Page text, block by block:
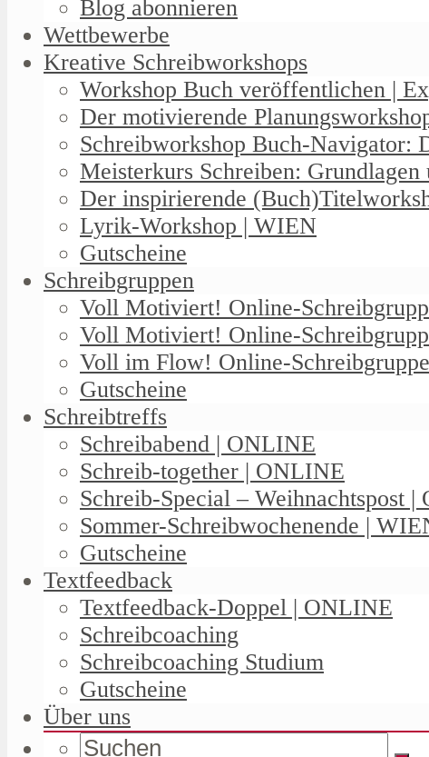
Blog abonnieren
Wettbewerbe
Kreative Schreibworkshops
Workshop Buch veröffentlichen |
Der motivierende
Schreibworkshop Buch-Navigator:
Meisterkurs Schreiben:
Der inspirierende
Lyrik-Workshop | WIEN
Gutscheine
Schreibgruppen
Voll Motiviert! Online-
Voll Motiviert! Online-
Voll im Flow! Online-
Gutscheine
Schreibtreffs
Schreibabend | ONLINE
Schreib-together | ONLINE
Schreib-Special – Weihnachtspost
Sommer-Schreibwochenende |
Gutscheine
Textfeedback
Textfeedback-Doppel | ONLINE
Schreibcoaching
Schreibcoaching Studium
Gutscheine
Über uns